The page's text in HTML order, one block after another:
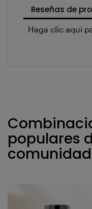
Reseñas de
Haga clic aquí
populares
comunidad